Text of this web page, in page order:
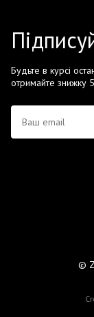
Будьте в курсі
отримайте знижку
©